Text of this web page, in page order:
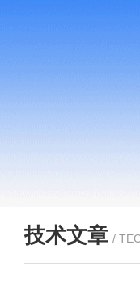
技术文章 /